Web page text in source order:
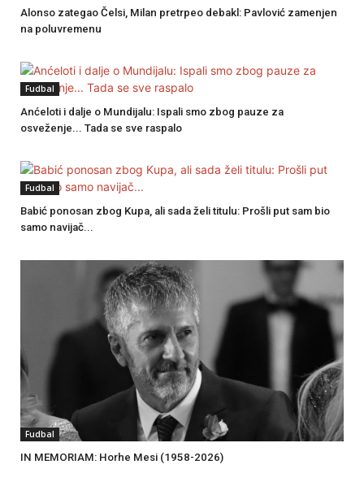
Alonso zategao Čelsi, Milan pretrpeo debakl: Pavlović zamenjen
na poluvremenu
Fudbal
Anćeloti i dalje o Mundijalu: Ispali smo zbog pauze za
osveženje... Tada se sve raspalo
Fudbal
Babić ponosan zbog Kupa, ali sada želi titulu: Prošli put sam bio
samo navijač...
Fudbal
IN MEMORIAM: Horhe Mesi (1958-2026)